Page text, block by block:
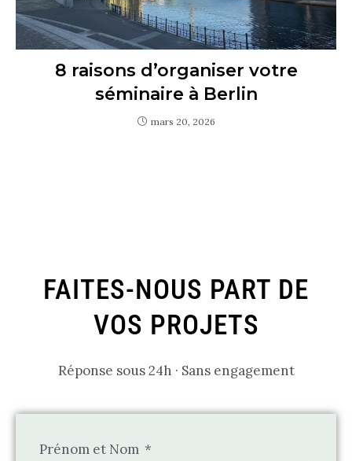
8 raisons d’organiser votre
séminaire à Berlin
mars 20, 2026
FAITES-NOUS PART DE
VOS PROJETS
Réponse sous 24h · Sans engagement
Prénom et Nom